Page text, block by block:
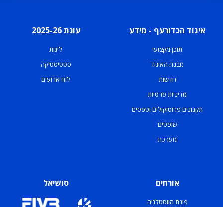
איגוד הכדורעף - מידע
תוכן מקצועי
מבנה האיגוד
חדשות
מדיניות פרטיות
תקנונים פרוטוקולים וטפסים
שופטים
מערכת
עונת 2025-26
ליגות
סטטיסטיקה
לוח ארועים
אורחים
פינת הווסטלגיה
סושיאל